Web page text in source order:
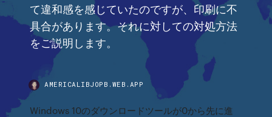
て違和感を感じていたのですが、印刷に不
具合があります。それに対しての対処方法
をご説明します。
AMERICALIBJOPB.WEB.APP
Windows 10のダウンロードツールが0から先に進